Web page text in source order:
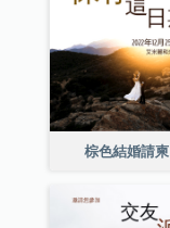
棕色結婚請柬